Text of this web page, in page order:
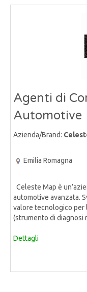
Agenti di
Automotive
Azienda/Brand:
Emilia Romagna
Celeste Map è
automotive avanzata.
valore tecnologico per
(strumento di diagnosi
Dettagli